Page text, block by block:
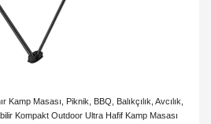
Kamp Masası, Piknik, BBQ, Balıkçılık, Avcılık,
Kompakt Outdoor Ultra Hafif Kamp Masası